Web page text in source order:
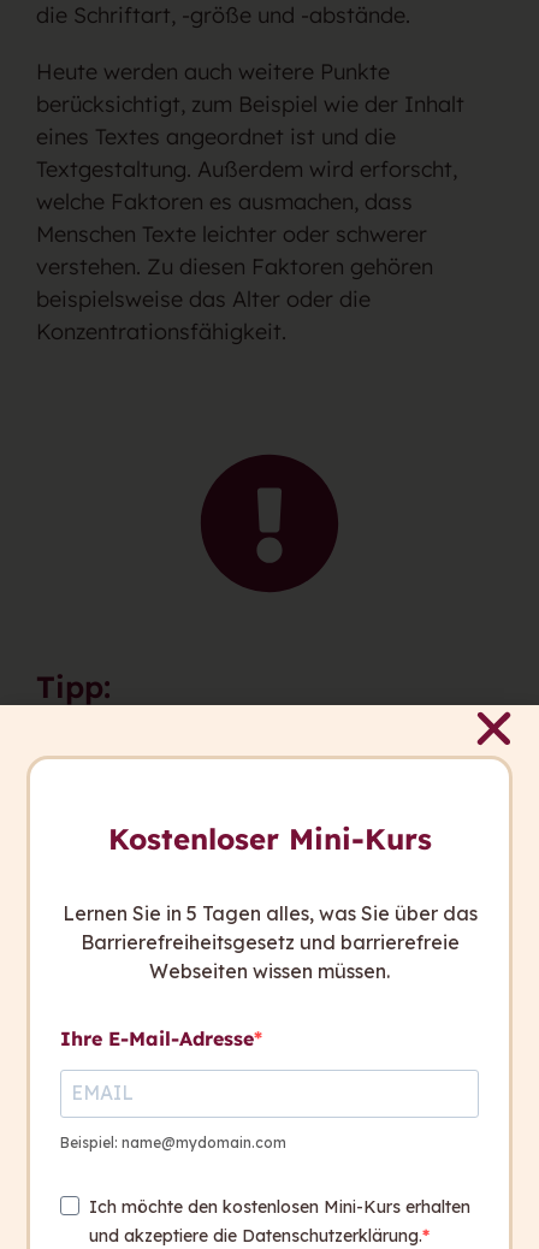
die Schriftart, -größe und -abstände.
Heute werden auch weitere Punkte
berücksichtigt, zum Beispiel wie der Inhalt
eines Textes angeordnet ist und die
Textgestaltung. Außerdem wird erforscht,
welche Faktoren es ausmachen, dass
Menschen Texte leichter oder schwerer
verstehen. Zu diesen Faktoren gehören
beispielsweise das Alter oder die
Konzentrationsfähigkeit.
Tipp:
auch, dass Sie immer an Ihre Zielgruppe und
Übersetzerin und
capito.
Kostenloser Mini-Kurs
Lernen Sie in 5 Tagen alles, was Sie über das
Barrierefreiheitsgesetz und barrierefreie
Webseiten wissen müssen.
Ihre E-Mail-Adresse
Beispiel: name@mydomain.com
Ich möchte den kostenlosen Mini-Kurs erhalten
und akzeptiere die Datenschutzerklärung.